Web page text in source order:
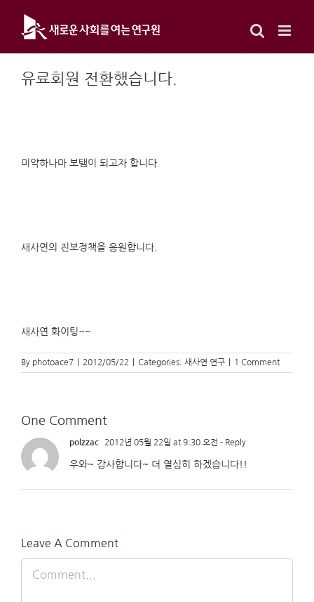
content
유료회원 전환했습니다.
미약하나마 보탬이 되고자 합니다.
새사연의 진보정책을 응원합니다.
새사연 화이팅~~
By photoace7 2012/05/22 Categories: 새사연 연구 1 Comment
One Comment
polzzac 2012년 05월 22일 at 9:30 오전 - Reply
우와~ 감사합니다~ 더 열심히 하겠습니다!!
Leave A Comment